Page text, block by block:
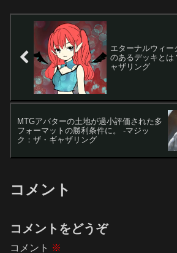
エターナルウィ
のあるデッキとは
ャザリング
MTGアバターの土地が過小評価された多
フォーマットの勝利条件に。 -マジッ
ク：ザ・ギャザリング
コメント
コメントをどうぞ
コメント ※